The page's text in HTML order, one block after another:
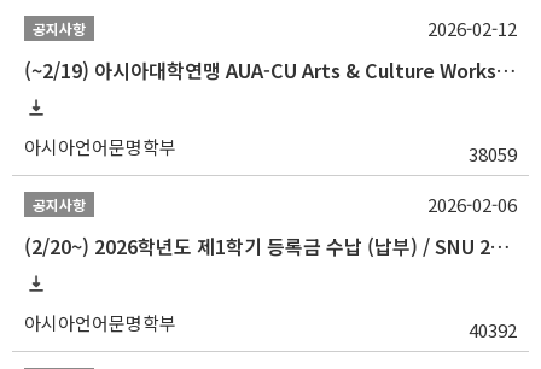
공지사항
(~2/19) 아시아대학연맹 AUA-CU Arts & Culture Workshop Camp 2026 참가자 선발 안내
아시아언어문명학부 38059
2026-02-12
공지사항
(2/20~) 2026학년도 제1학기 등록금 수납 (납부) / SNU 26-1 Tuition fee payment notice
아시아언어문명학부 40392
2026-02-06